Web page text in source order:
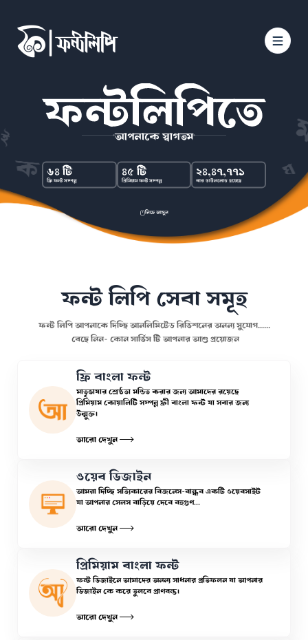
আপনাকে স্বাগতম
৬৪ টি
ফ্রি ফন্ট সম্পন্ন
৪৫ টি
প্রিমিয়াম ফন্ট সম্পন্ন
২৪,৪৭,৭৭১
বার ডাউনলোড হয়েছে
নিচে আসুন
ফন্ট লিপি সেবা সমূহ
ফন্ট লিপি আপনাকে দিচ্ছি আনলিমিটেড রিভিশনের অনন্য সুযোগ......
বেছে নিন- কোন সার্ভিস টি আপনার আশু প্রয়োজন
ফ্রি বাংলা ফন্ট
মাতৃভাষার শ্রেষ্ঠতা মন্ডিত করার জন্য আমাদের রয়েছে
প্রিমিয়াম কোয়ালিটি সম্পন্ন ফ্রী বাংলা ফন্ট যা সবার জন্য
উন্মুক্ত।
আরো দেখুন
ওয়েব ডিজাইন
আমরা দিচ্ছি সত্যিকারের বিজনেস-বান্ধব একটি ওয়েবসাইট
যা আপনার সেলস বাড়িয়ে দেবে বহুগুণ...
আরো দেখুন
প্রিমিয়াম বাংলা ফন্ট
ফন্ট ডিজাইনে আমাদের অনন্য সাধনার প্রতিফলন যা আপনার
ডিজাইন কে করে তুলবে প্রাণবন্ত।
আরো দেখুন